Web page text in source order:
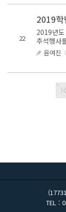
22
2019학
2019년도
추석행사
국제교류
윤여진 l
TEL :